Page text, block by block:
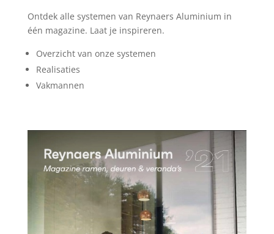
Ontdek alle systemen van Reynaers Aluminium in
één magazine. Laat je inspireren.
Overzicht van onze systemen
Realisaties
Vakmannen